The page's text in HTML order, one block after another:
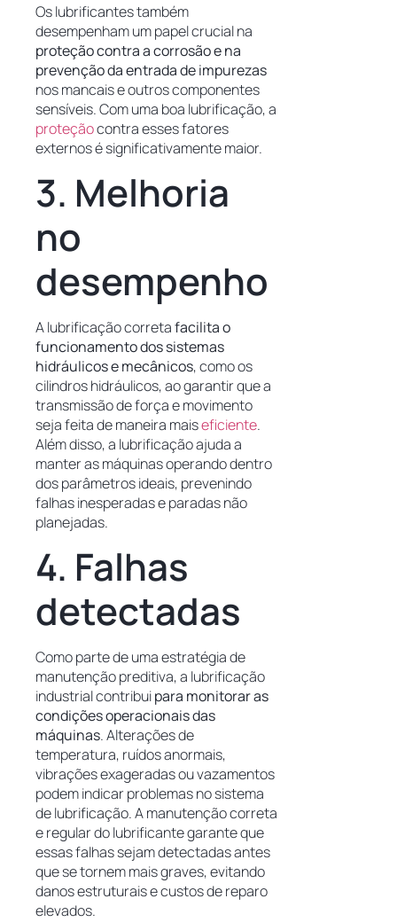
Os lubrificantes também
desempenham um papel crucial na
proteção contra a corrosão e na
prevenção da entrada de impurezas
nos mancais e outros componentes
sensíveis. Com uma boa lubrificação, a
proteçãocontra esses fatores
externos é significativamente maior.
3. Melhoria
no
desempenho
A lubrificação corretafacilita o
funcionamento dos sistemas
hidráulicos e mecânicos, como os
cilindros hidráulicos, ao garantir que a
transmissão de força e movimento
seja feita de maneira maiseficiente.
Além disso, a lubrificação ajuda a
manter as máquinas operando dentro
dos parâmetros ideais, prevenindo
falhas inesperadas e paradas não
planejadas.
4. Falhas
detectadas
Como parte de uma estratégia de
manutenção preditiva, a lubrificação
industrial contribuipara monitorar as
condições operacionais das
máquinas. Alterações de
temperatura, ruídos anormais,
vibrações exageradas ou vazamentos
podem indicar problemas no sistema
de lubrificação. A manutenção correta
e regular do lubrificante garante que
essas falhas sejam detectadas antes
que se tornem mais graves, evitando
danos estruturais e custos de reparo
elevados.